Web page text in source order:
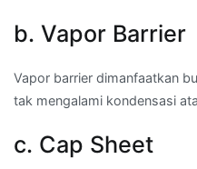
b. Vapor Barrier
Vapor barrier dimanfaatkan
tak mengalami kondensasi
c. Cap Sheet